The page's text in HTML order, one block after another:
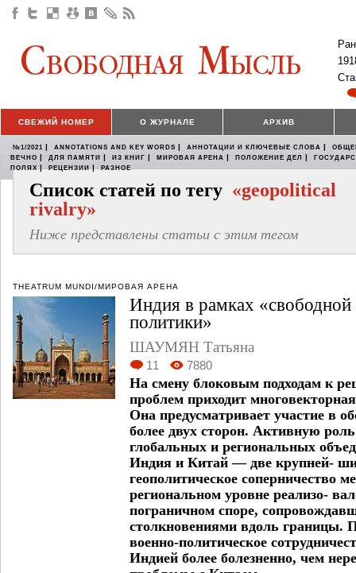
СВЕЖИЙ НОМЕР О ЖУРНАЛЕ АРХИВ
№1/2021 | ANNOTATIONS AND KEY WORDS | АННОТАЦИИ И КЛЮЧЕВЫЕ СЛОВА |
ВЕЧНО | ДЛЯ ПАМЯТИ | ИЗ КНИГ | МИРОВАЯ АРЕНА | ПОЛОЖЕНИЕ ДЕЛ |
ПОЛЯХ | РЕЦЕНЗИИ | РАЗНОЕ
Список статей по тегу «geopolitical
rivalry»
Ниже представлены статьи с этим тегом
THEATRUM MUNDI/МИРОВАЯ АРЕНА
Индия в рамках
политики»
ШАУМЯН Татьяна
11 7880
На смену блоковым подходам к
проблем приходит
Она предусматривает участие в
более двух сторон. Активную
глобальных и региональных
Индия и Китай — две крупней-
геополитическое соперничество
региональном уровне реализо-
пограничном споре,
столкновениями вдоль границы.
военно-политическое
Индией более болезненно, чем